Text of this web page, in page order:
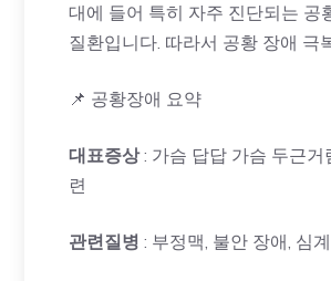
대에 들어 특히 자주 진단되는 공
질환입니다. 따라서 공황 장애
📌 공황장애 요약
대표증상: 가슴 답답 가슴 두근거
련
관련질병 : 부정맥, 불안 장애, 심